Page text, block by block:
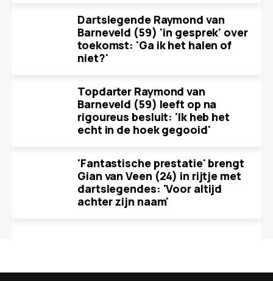
Dartslegende Raymond van
Barneveld (59) 'in gesprek' over
toekomst: 'Ga ik het halen of
niet?'
Topdarter Raymond van
Barneveld (59) leeft op na
rigoureus besluit: 'Ik heb het
echt in de hoek gegooid'
'Fantastische prestatie' brengt
Gian van Veen (24) in rijtje met
dartslegendes: 'Voor altijd
achter zijn naam'